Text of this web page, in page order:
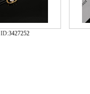
ID:3427252